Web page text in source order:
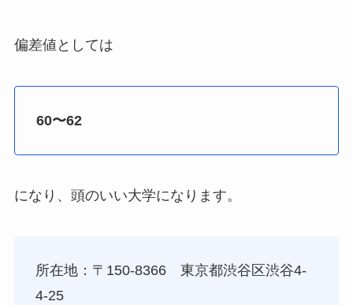
偏差値としては
60〜62
になり、頭のいい大学になります。
所在地： 〒150-8366 東京都渋谷区渋谷4-
4-25